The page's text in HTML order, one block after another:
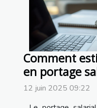
Comment
en portage
12 juin 2025 09:22